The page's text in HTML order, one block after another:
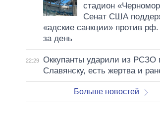
стадион
Сенат США
«адские санкции» против рф.
за день
22:29
Оккупанты ударили из РСЗО
Славянску, есть жертва и
Больше новостей